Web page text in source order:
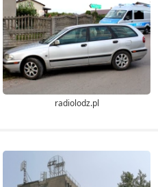
radiolodz.pl